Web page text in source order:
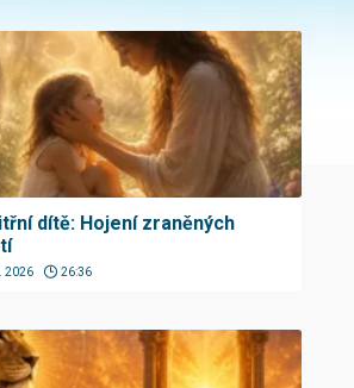
dítě: Hojení zraněných
2026 26:36